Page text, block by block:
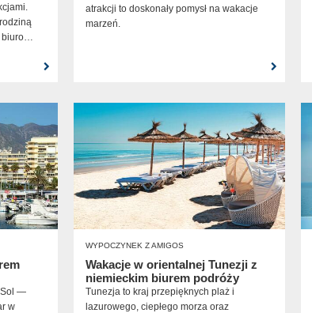
atrakcji to doskonały pomysł na wakacje
marzeń.
Sol —
w
WYPOCZYNEK Z AMIGOS
Wakacje w orientalnej Tunezji z
niemieckim biurem podróży
Tunezja to kraj przepięknych plaż i
lazurowego, ciepłego morza oraz